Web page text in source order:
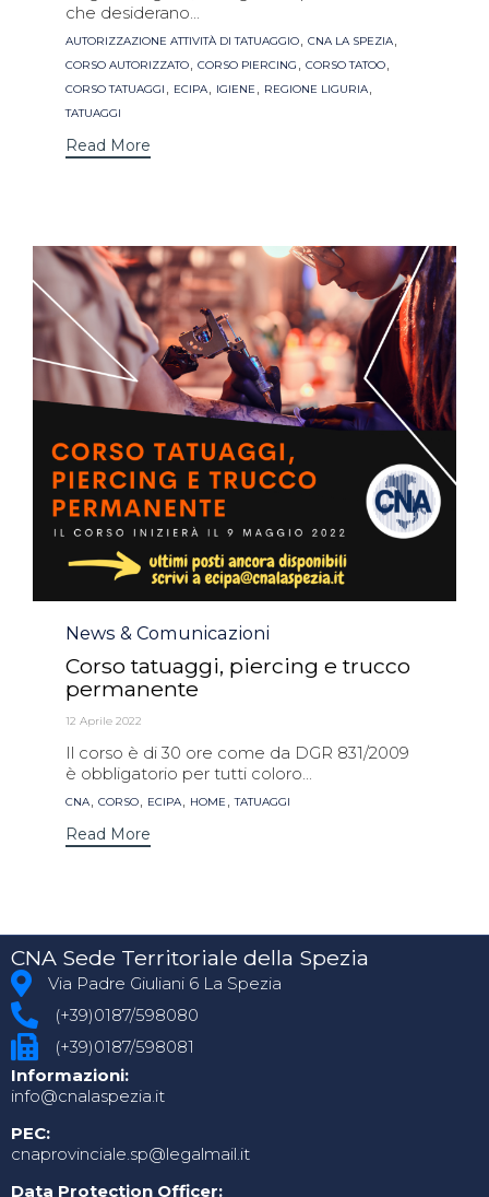
che desiderano...
Tags
AUTORIZZAZIONE ATTIVITÀ DI TATUAGGIO, CNA LA SPEZIA,
CORSO AUTORIZZATO, CORSO PIERCING , CORSO TATOO,
CORSO TATUAGGI , ECIPA, IGIENE , REGIONE LIGURIA,
TATUAGGI
Read More
Category
News & Comunicazioni
Corso tatuaggi, piercing e trucco
permanente
12 Aprile 2022
Il corso è di 30 ore come da DGR 831/2009
è obbligatorio per tutti coloro...
Tags
CNA, CORSO, ECIPA, HOME ,TATUAGGI
Read More
CNA Sede Territoriale della Spezia
Via Padre Giuliani 6 La Spezia
(+39)0187/598080
(+39)0187/598081
Informazioni:
info@cnalaspezia.it
PEC:
cnaprovinciale.sp@legalmail.it
Data Protection Officer: